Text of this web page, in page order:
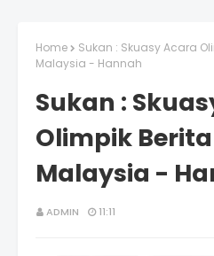
Home
Sukan : Skuasy Acara
Malaysia - Hannah
Sukan :
Olimpik
Malaysia -
ADMIN 11:11